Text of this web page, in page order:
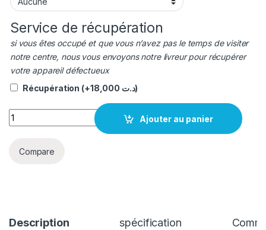
Service de récupération
si vous êtes occupé et que vous n’avez pas le temps de visiter
notre centre, nous vous envoyons notre livreur pour récupérer
votre appareil défectueux
Récupération (+ د.ت)
quantité Afficheur Samsung S20 ULTRA Original
Ajouter au panier
Compare
Description spécification